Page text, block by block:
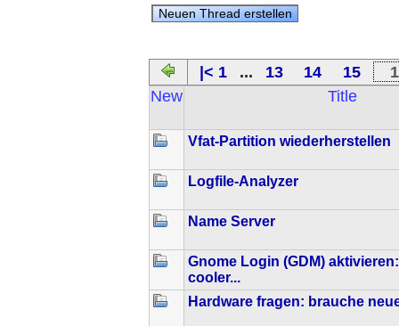
|< 1 ... 13 14 15
New Title
Vfat-Partition wiederherstellen
Logfile-Analyzer
Name Server
Gnome Login (GDM)
cooler...
Hardware fragen: brauche